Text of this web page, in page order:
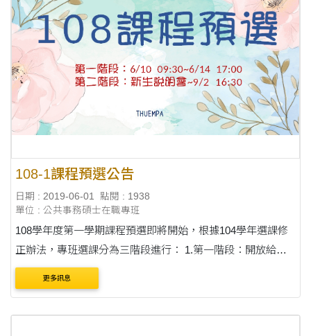
108-1課程預選公告
日期 : 2019-06-01
點閱 : 1938
單位 : 公共事務碩士在職專班
108學年度第一學期課程預選即將開始，根據104學年選課修
正辦法，專班選課分為三階段進行： 1.第一階段：開放給二
年級以上的學生選課，為期一週(6/10 09:30起~6/14 17:00)。
2.第二階段：開放給一年級的學生選課(未來108學....
更多訊息